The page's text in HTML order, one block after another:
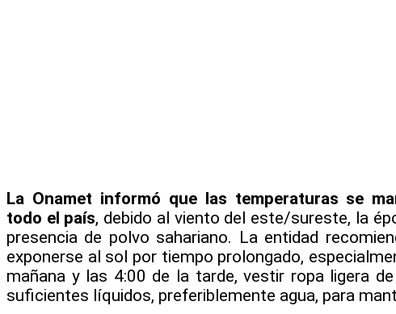
La Onamet informó que las temperaturas se
todo el país, debido al viento del este/sureste, la
presencia de polvo sahariano. La entidad
exponerse al sol por tiempo prolongado,
mañana y las 4:00 de la tarde, vestir ropa ligera
suficientes líquidos, preferiblemente agua, para